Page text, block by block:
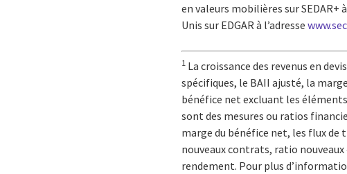
en valeurs mobilières sur SEDAR+
Unis sur EDGAR à l’adresse
1 La croissance des revenus en
spécifiques, le BAII ajusté, la
bénéfice net excluant les
sont des mesures ou ratios
marge du bénéfice net, les flux de
nouveaux contrats, ratio
rendement. Pour plus